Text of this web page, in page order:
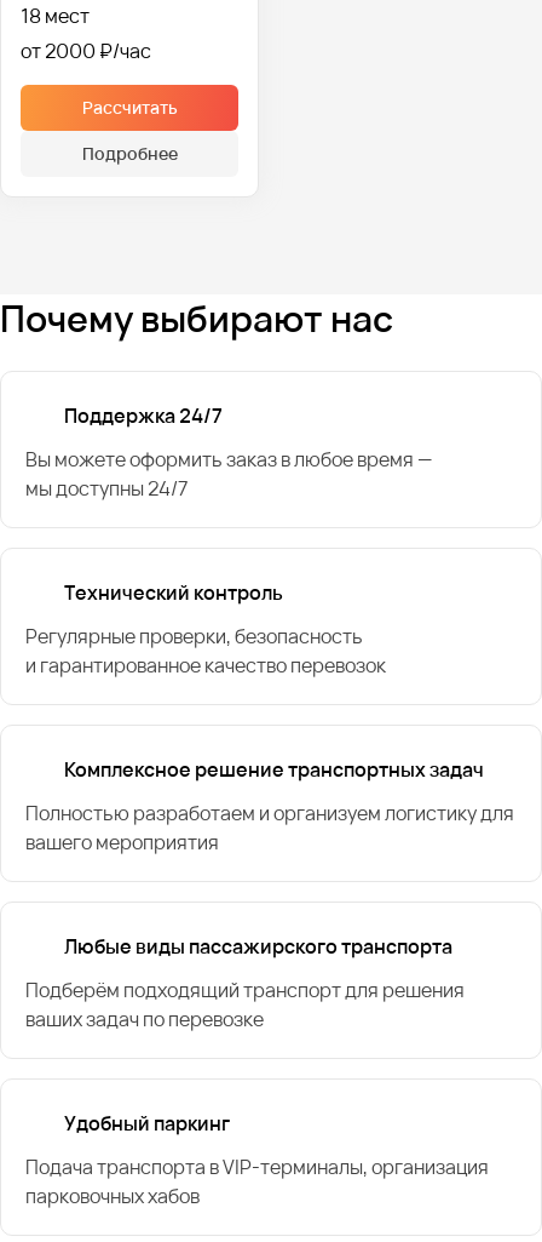
18 мест
от 2000 ₽
Рассчитать
Подробнее
Почему выбирают нас
Поддержка 24/7
Вы можете оформить заказ в любое время —
мы доступны 24/7
Технический контроль
Регулярные проверки, безопасность
и гарантированное качество перевозок
Комплексное решение транспортных задач
Полностью разработаем и организуем логистику для
вашего мероприятия
Любые виды пассажирского транспорта
Подберём подходящий транспорт для решения
ваших задач по перевозке
Удобный паркинг
Подача транспорта в VIP-терминалы, организация
парковочных хабов